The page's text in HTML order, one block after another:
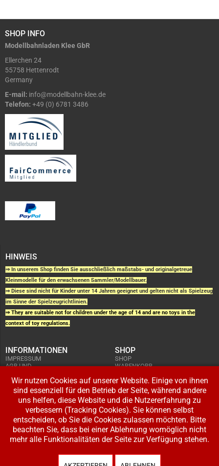
SHOP INFO
Modellbahnladen Klee GbR
Ellerchen 24
55758 Hettenrodt
Germany
E-mail: info@modellbahn-klee.de
Telefon: +49 (0) 6781 3486
HINWEIS
⇒ In unserem Shop finden Sie ausschließlich maßstabs- und originalgetreue
Kleinmodelle für den erwachsenen Sammler/Modellbauer.
⇒ Diese sind nicht für Kinder unter 14 Jahren geeignet und gelten nicht als Spielzeug
im Sinne der Spielzeugrichtlinien.
⇒ They are suitable not for children under the age of 14 and are no toys in the
context of toy regulations.
INFORMATIONEN
IMPRESSUM
AGB UND
KUNDENINFORMATIONEN
WIDERRUFSRECHT
DATENSCHUTZERKLÄRUNG
ZAHLUNG UND VERSAND
SHOP
SHOP
WARENKORB
ADRESSE BEARBEITEN
IHR KONTO
LOGIN
REGISTRIEREN
Copyright © 2026 Modellbahnladen Klee GbR. Alle Rechte vorbehalten. Design:
Wir nutzen Cookies auf unserer Website. Einige von ihnen
sind essenziell für den Betrieb der Seite, während andere
uns helfen, diese Website und die Nutzererfahrung zu
verbessern (Tracking Cookies). Sie können selbst
entscheiden, ob Sie die Cookies zulassen möchten. Bitte
beachten Sie, dass bei einer Ablehnung womöglich nicht
mehr alle Funktionalitäten der Seite zur Verfügung stehen.